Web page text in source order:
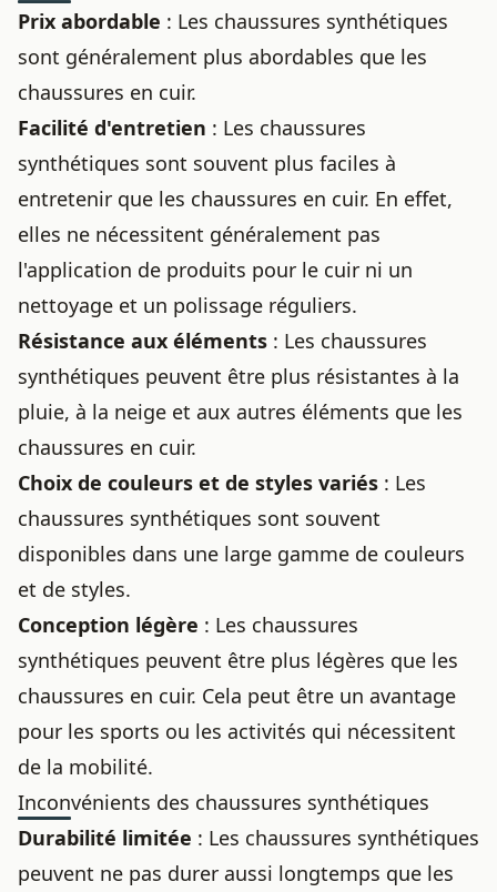
Prix abordable : Les chaussures synthétiques
sont généralement plus abordables que les
chaussures en cuir.
Facilité d'entretien : Les chaussures
synthétiques sont souvent plus faciles à
entretenir que les chaussures en cuir. En effet,
elles ne nécessitent généralement pas
l'application de produits pour le cuir ni un
nettoyage et un polissage réguliers.
Résistance aux éléments : Les chaussures
synthétiques peuvent être plus résistantes à la
pluie, à la neige et aux autres éléments que les
chaussures en cuir.
Choix de couleurs et de styles variés : Les
chaussures synthétiques sont souvent
disponibles dans une large gamme de couleurs
et de styles.
Conception légère : Les chaussures
synthétiques peuvent être plus légères que les
chaussures en cuir. Cela peut être un avantage
pour les sports ou les activités qui nécessitent
de la mobilité.
Inconvénients des chaussures synthétiques
Durabilité limitée : Les chaussures synthétiques
peuvent ne pas durer aussi longtemps que les